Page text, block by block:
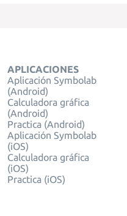
APLICACIONES
Aplicación Symbolab
(Android)
Calculadora gráfica
(Android)
Practica (Android)
Aplicación Symbolab
(iOS)
Calculadora gráfica
(iOS)
Practica (iOS)